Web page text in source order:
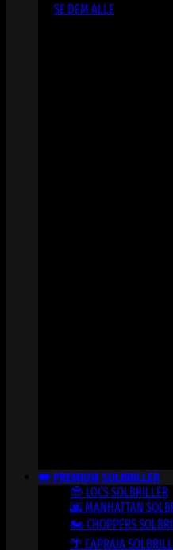
SE DEM ALLE
👑 PREMIUM SOLBRILLER
😎 LOCS SOLBRILLER
🌆 MANHATTAN
🏍️ CHOPPERS
🌴 CAPRAIA